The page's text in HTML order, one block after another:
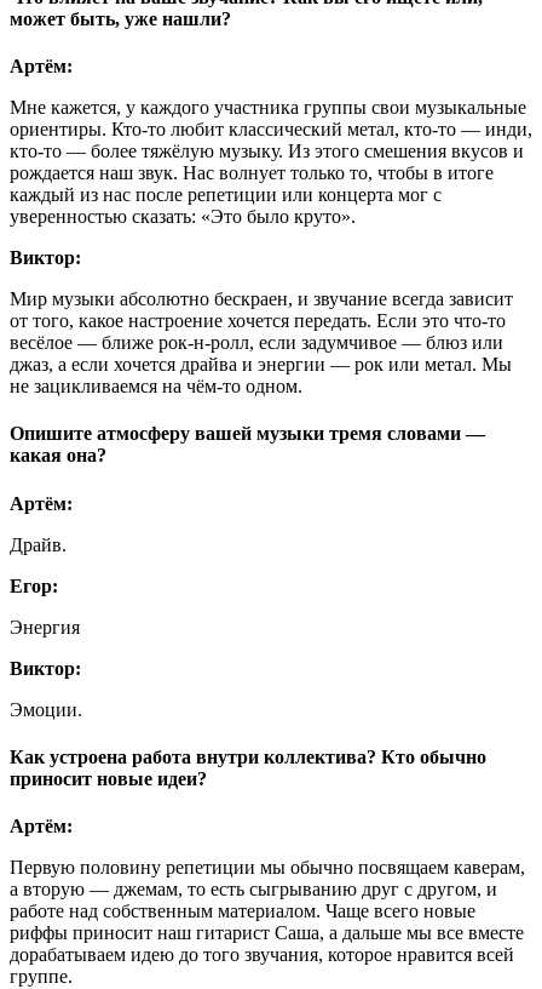
может быть, уже нашли?
Артём:
Мне кажется, у каждого участника группы свои музыкальные
ориентиры. Кто-то любит классический метал, кто-то — инди,
кто-то — более тяжёлую музыку. Из этого смешения вкусов и
рождается наш звук. Нас волнует только то, чтобы в итоге
каждый из нас после репетиции или концерта мог с
уверенностью сказать: «Это было круто».
Виктор:
Мир музыки абсолютно бескраен, и звучание всегда зависит
от того, какое настроение хочется передать. Если это что-то
весёлое — ближе рок-н-ролл, если задумчивое — блюз или
джаз, а если хочется драйва и энергии — рок или метал. Мы
не зацикливаемся на чём-то одном.
Опишите атмосферу вашей музыки тремя словами —
какая она?
Артём:
Драйв.
Егор:
Энергия
Виктор:
Эмоции.
Как устроена работа внутри коллектива? Кто обычно
приносит новые идеи?
Артём:
Первую половину репетиции мы обычно посвящаем каверам,
а вторую — джемам, то есть сыгрыванию друг с другом, и
работе над собственным материалом. Чаще всего новые
риффы приносит наш гитарист Саша, а дальше мы все вместе
дорабатываем идею до того звучания, которое нравится всей
группе.